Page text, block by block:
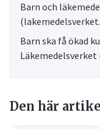
Barn och
Barn ska få ökad
Den här